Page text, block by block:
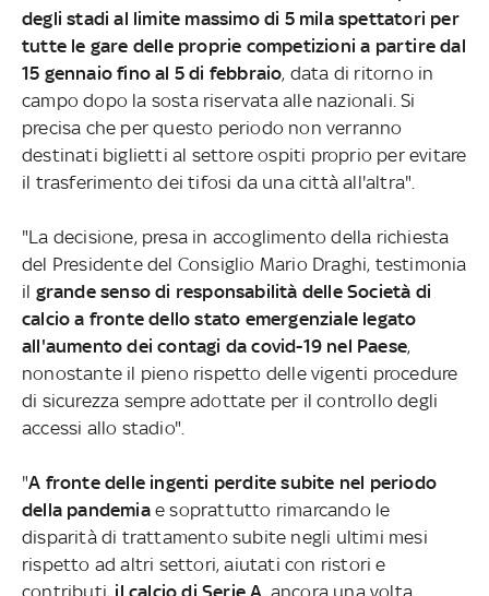
degli stadi al limite massimo di 5 mila spettatori per
tutte le gare delle proprie competizioni a partire dal
15 gennaio fino al 5 di febbraio, data di ritorno in
campo dopo la sosta riservata alle nazionali. Si
precisa che per questo periodo non verranno
destinati biglietti al settore ospiti proprio per evitare
il trasferimento dei tifosi da una città all'altra".
"La decisione, presa in accoglimento della richiesta
del Presidente del Consiglio Mario Draghi, testimonia
il grande senso di responsabilità delle Società di
calcio a fronte dello stato emergenziale legato
all'aumento dei contagi da covid-19 nel Paese,
nonostante il pieno rispetto delle vigenti procedure
di sicurezza sempre adottate per il controllo degli
accessi allo stadio".
"A fronte delle ingenti perdite subite nel periodo
della pandemiae soprattutto rimarcando le
disparità di trattamento subite negli ultimi mesi
rispetto ad altri settori, aiutati con ristori e
contributi, il calcio di Serie A, ancora una volta,